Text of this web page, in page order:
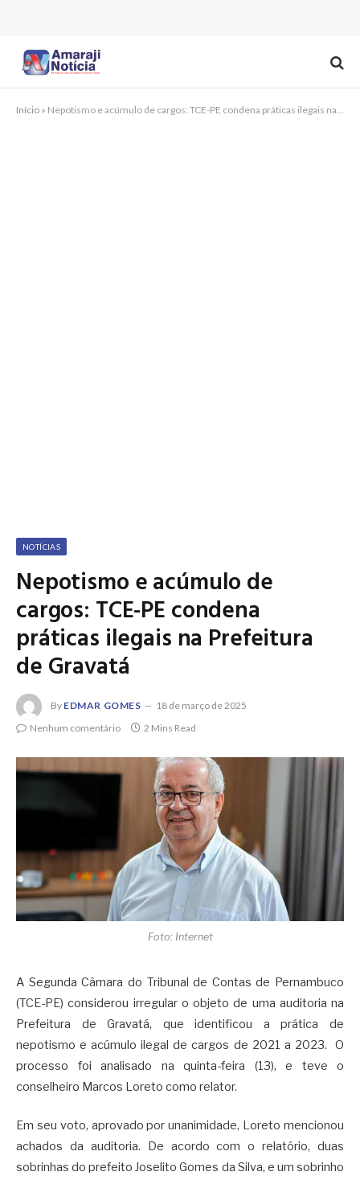
Início » Nepotismo e acúmulo de cargos: TCE-PE condena práticas ilegais na Prefeitura de Gravatá
NOTÍCIAS
Nepotismo e acúmulo de
cargos: TCE-PE condena
práticas ilegais na Prefeitura
de Gravatá
By EDMAR GOMES
18 de março de 2025
Nenhum comentário
2 Mins Read
Foto: Internet
A Segunda Câmara do Tribunal de Contas de Pernambuco
(TCE-PE) considerou irregular o objeto de uma auditoria na
Prefeitura de Gravatá, que identificou a prática de
nepotismo e acúmulo ilegal de cargos de 2021 a 2023. O
processo foi analisado na quinta-feira (13), e teve o
conselheiro Marcos Loreto como relator.
Em seu voto, aprovado por unanimidade, Loreto mencionou
achados da auditoria. De acordo com o relatório, duas
sobrinhas do prefeito Joselito Gomes da Silva, e um sobrinho